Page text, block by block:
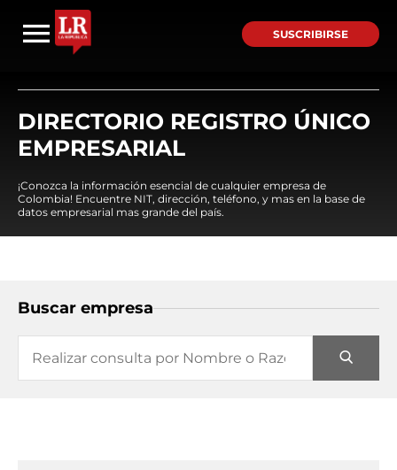
SUSCRIBIRSE
DIRECTORIO REGISTRO ÚNICO
EMPRESARIAL
¡Conozca la información esencial de cualquier empresa de
Colombia! Encuentre NIT, dirección, teléfono, y mas en la base de
datos empresarial mas grande del país.
Buscar empresa